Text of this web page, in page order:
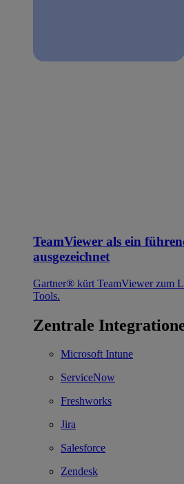
TeamViewer als ein
ausgezeichnet
Gartner® kürt TeamViewer zum
Tools.
Zentrale
Microsoft Intune
ServiceNow
Freshworks
Jira
Salesforce
Zendesk